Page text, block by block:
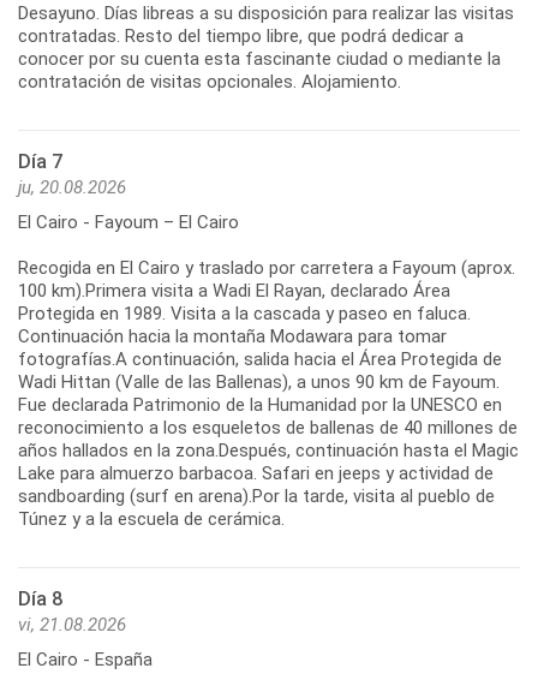
Desayuno. Días libreas a su disposición para realizar las visitas
contratadas. Resto del tiempo libre, que podrá dedicar a
conocer por su cuenta esta fascinante ciudad o mediante la
contratación de visitas opcionales. Alojamiento.
Día 7
ju, 20.08.2026
El Cairo - Fayoum – El Cairo
Recogida en El Cairo y traslado por carretera a Fayoum (aprox.
100 km).Primera visita a Wadi El Rayan, declarado Área
Protegida en 1989. Visita a la cascada y paseo en faluca.
Continuación hacia la montaña Modawara para tomar
fotografías.A continuación, salida hacia el Área Protegida de
Wadi Hittan (Valle de las Ballenas), a unos 90 km de Fayoum.
Fue declarada Patrimonio de la Humanidad por la UNESCO en
reconocimiento a los esqueletos de ballenas de 40 millones de
años hallados en la zona.Después, continuación hasta el Magic
Lake para almuerzo barbacoa. Safari en jeeps y actividad de
sandboarding (surf en arena).Por la tarde, visita al pueblo de
Túnez y a la escuela de cerámica.
Día 8
vi, 21.08.2026
El Cairo - España